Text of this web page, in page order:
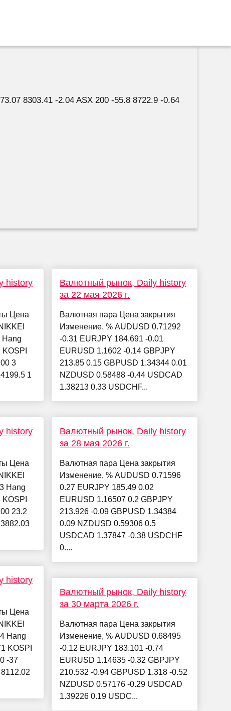
8303.41 -2.04 ASX 200 -55.8 8722.9 -0.64
history
Цена
Hang
3
1
history
Цена
Hang
23.2
history
Цена
Hang
KOSPI
-37
Валютный рынок, Daily history
за 22 мая 2026 г.
Валютная пара Цена закрытия
Изменение, % AUDUSD 0.71292
-0.31 EURJPY 184.691 -0.01
EURUSD 1.1602 -0.14 GBPJPY
213.85 0.15 GBPUSD 1.34344 0.01
NZDUSD 0.58488 -0.44 USDCAD
1.38213 0.33 USDCHF...
Валютный рынок, Daily history
за 28 мая 2026 г.
Валютная пара Цена закрытия
Изменение, % AUDUSD 0.71596
0.27 EURJPY 185.49 0.02
EURUSD 1.16507 0.2 GBPJPY
213.926 -0.09 GBPUSD 1.34384
0.09 NZDUSD 0.59306 0.5
USDCAD 1.37847 -0.38 USDCHF
0....
Валютный рынок, Daily history
за 30 марта 2026 г.
Валютная пара Цена закрытия
Изменение, % AUDUSD 0.68495
-0.12 EURJPY 183.101 -0.74
EURUSD 1.14635 -0.32 GBPJPY
210.532 -0.94 GBPUSD 1.318 -0.52
NZDUSD 0.57176 -0.29 USDCAD
1.39226 0.19 USDC...